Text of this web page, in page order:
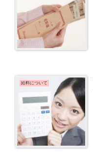
給料について